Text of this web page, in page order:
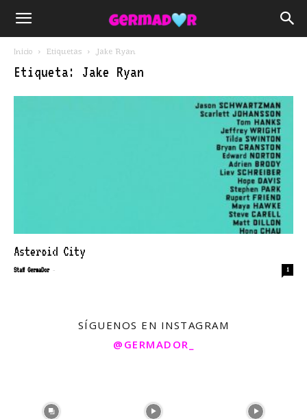
Inicio Etiquetas Jake Ryan
Etiqueta: Jake Ryan
Asteroid City
Staff GermaDor - 1
SÍGUENOS EN INSTAGRAM
@GERMADOR_